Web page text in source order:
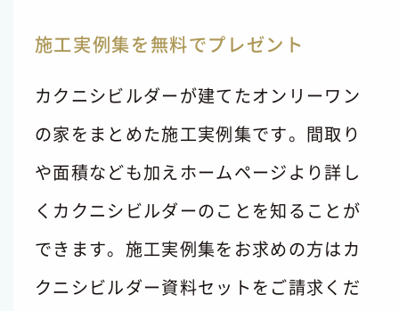
施工実例集を無料でプレゼント
カクニシビルダーが建てたオンリーワン
の家をまとめた施工実例集です。間取り
や面積なども加えホームページより詳し
くカクニシビルダーのことを知ることが
できます。施工実例集をお求めの方はカ
クニシビルダー資料セットをご請求くだ